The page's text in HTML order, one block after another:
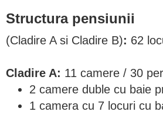
Structura pensiunii
(Cladire A si Cladire B): 62
Cladire A: 11 camere / 30
2 camere duble cu baie
1 camera cu 7 locuri cu